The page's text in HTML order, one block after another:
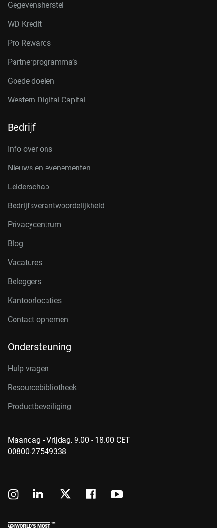
Gegevensherstel
WD Kredit
Pro Rewards
Partnerprogramma’s
Goede doelen
Western Digital Capital
Bedrijf
Info over ons
Nieuws en evenementen
Leiderschap
Bedrijfsverantwoordelijkheid
Privacycentrum
Blog
Vacatures
Beleggers
Kantoorlocaties
Contact opnemen
Ondersteuning
Hulp vragen
Resourcebibliotheek
Productbeveiliging
Maandag - Vrijdag, 9.00 - 18.00 CET
00800-27549338